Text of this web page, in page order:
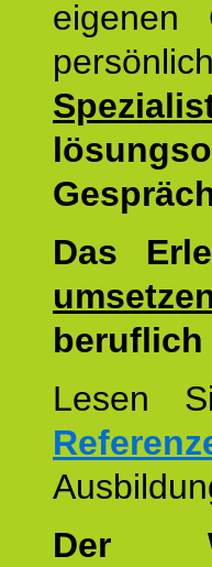
eigenen
Das
beruflich
Lesen
Der